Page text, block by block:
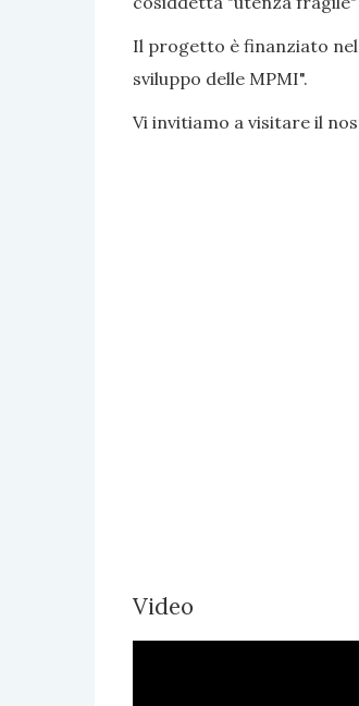
Il progetto è finanziato nel
sviluppo delle MPMI".
Vi invitiamo a visitare il
Video